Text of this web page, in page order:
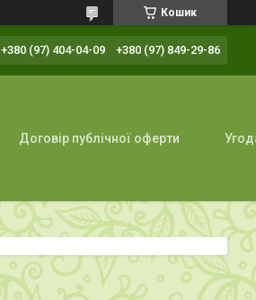
Кошик
+380 (97) 404-04-09 +380 (97) 849-29-86
Договір публічної оферти